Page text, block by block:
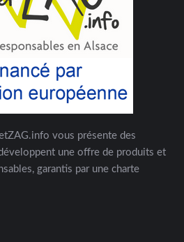
vous présente des
une offre de produits et
garantis par une charte